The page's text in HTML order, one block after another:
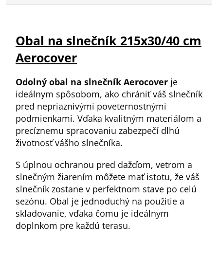
Obal na slnečník 215x30/40 cm
Aerocover
Odolný obal na slnečník Aerocover je
ideálnym spôsobom, ako chrániť váš slnečník
pred nepriaznivými poveternostnými
podmienkami. Vďaka kvalitným materiálom a
precíznemu spracovaniu zabezpečí dlhú
životnosť vášho slnečníka.
S úplnou ochranou pred dažďom, vetrom a
slnečným žiarením môžete mať istotu, že váš
slnečník zostane v perfektnom stave po celú
sezónu. Obal je jednoduchý na použitie a
skladovanie, vďaka čomu je ideálnym
doplnkom pre každú terasu.